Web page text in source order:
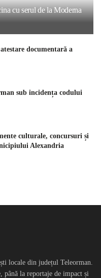
cu serul de la Moderna
documentară a
sub incidența codului
culturale, concursuri și
Alexandria
locale din județul Teleorman.
până la reportaje de impact și